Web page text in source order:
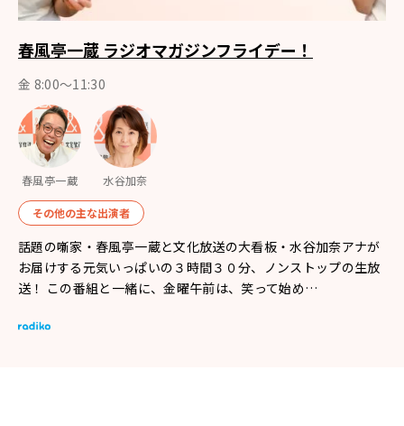
春風亭一蔵 ラジオマガジンフライデー！
金 8:00～11:30
春風亭一蔵 水谷加奈
その他の主な出演者
話題の噺家・春風亭一蔵と文化放送の大看板・水谷加奈アナが
お届けする元気いっぱいの３時間３０分、ノンストップの生放
送！ この番組と一緒に、金曜午前は、笑って始め…